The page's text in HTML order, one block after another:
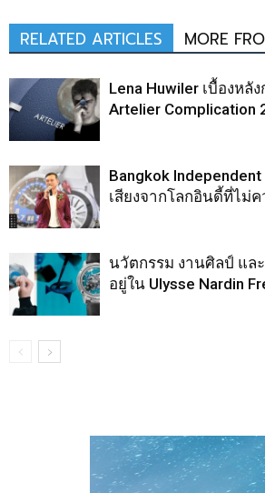
RELATED ARTICLES MORE
Lena Huwiler เบื้องหลั
Artelier Complication
Bangkok
เสียงจากโลกอินดี้ที่ไม่
นวัตกรรม งานศิลป์ แล
อยู่ใน Ulysse Nardin